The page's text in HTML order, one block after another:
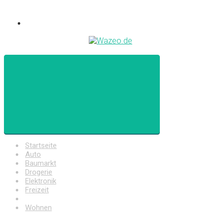
Startseite
Auto
Baumarkt
Drogerie
Elektronik
Freizeit
Wohnen